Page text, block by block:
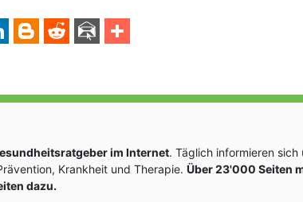
im Internet. Täglich informieren sich
Krankheit und Therapie. Über 23'000 Seiten
dazu.